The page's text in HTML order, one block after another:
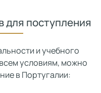
для поступления
и учебного
условиям, можно
в Португалии: